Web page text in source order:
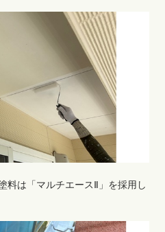
料は「マルチエースⅡ」を採用し